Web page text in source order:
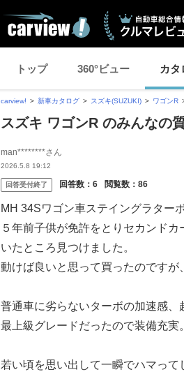
トップ 360°ビュー カタ
carview! 新車カタログ スズキ(SUZUKI) ワゴンR
スズキ ワゴンR のみんなの
man********さん
2026.5.8 19:12
回答受付終了 回答数： 6 閲覧数： 86
MH 34Sワゴン車ステイングラター
５年前子供が免許をとりセカンド
いたところ見つけました。
動けば良いと思って買ったのですが
普通車に劣らないターボの加速感、
最上級グレードだったので装備充実。
若い頃を思い出して一瞬でハマっ